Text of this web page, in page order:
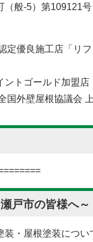
（般-5）第109121号
定優良施工店「リ
ントゴールド加盟店
国外壁屋根協議会
戸市の皆様へ～
・屋根塗装につい